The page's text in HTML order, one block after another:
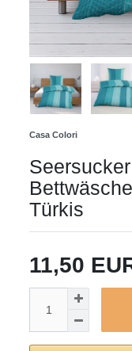
Casa Colori
Türkis
11,50